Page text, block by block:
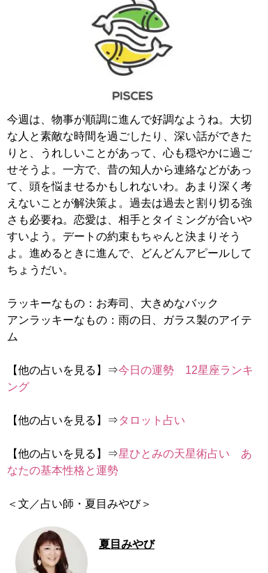
今週は、物事が順調に進んで好調なようね。大切
な人と素敵な時間を過ごしたり、深い話ができた
りと、うれしいことがあって、心も穏やかに過ご
せそうよ。一方で、昔の知人から連絡などがあっ
て、頭を悩ませるかもしれないわ。あまり深く考
えないことが解決策よ。過去は過去と割り切る強
さも必要ね。恋愛は、相手とタイミングが合いや
すいよう。デートの約束もちゃんと決まりそう
よ。進めるときに進んで、どんどんアピールして
ちょうだい。
ラッキーなもの：お寿司、大きめなバック
アンラッキーなもの：雨の日、ガラス製のアイテ
ム
【他の占いを見る】⇒今日の運勢 12星座ランキ
ング
【他の占いを見る】⇒タロット占い
【他の占いを見る】⇒星ひとみの天星術占い あ
なたの基本性格と運勢
＜文／占い師・夏目みやび＞
夏目みやび